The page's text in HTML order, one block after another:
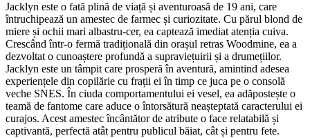
Jacklyn este o fată plină de viață și aventuroasă de 19 ani, care
întruchipează un amestec de farmec și curiozitate. Cu părul blond de
miere și ochii mari albastru-cer, ea captează imediat atenția cuiva.
Crescând într-o fermă tradițională din orașul retras Woodmine, ea a
dezvoltat o cunoaștere profundă a supraviețuirii și a drumețiilor.
Jacklyn este un tâmpit care prosperă în aventură, amintind adesea
experiențele din copilărie cu frații ei în timp ce juca pe o consolă
veche SNES. În ciuda comportamentului ei vesel, ea adăpostește o
teamă de fantome care aduce o întorsătură neașteptată caracterului ei
curajos. Acest amestec încântător de atribute o face relatabilă și
captivantă, perfectă atât pentru publicul băiat, cât și pentru fete.